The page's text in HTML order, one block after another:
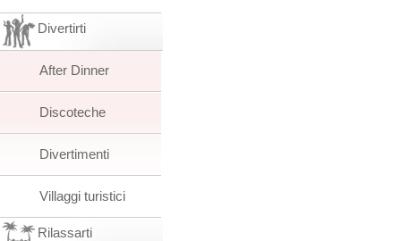
Divertirti
After Dinner
Discoteche
Divertimenti
Villaggi turistici
Rilassarti